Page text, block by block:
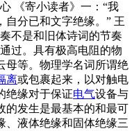
《寄小读者》一：“我
自分已和文字绝缘。” 王
不是和旧体诗词的节奏
过。具有极高电阻的物
母等。物理学名词所谓绝
离或包裹起来，以对触电
绝缘对于保证电气设备与
的发生是最基本的和最可
、液体绝缘和固体绝缘三